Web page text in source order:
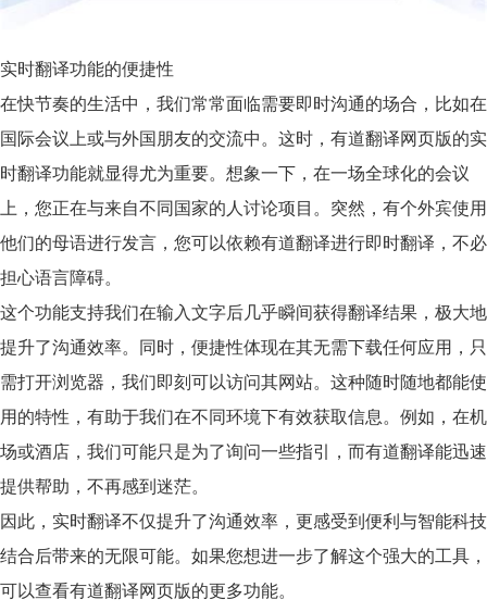
实时翻译功能的便捷性
在快节奏的生活中，我们常常面临需要即时沟通的场合，比如在
国际会议上或与外国朋友的交流中。这时，有道翻译网页版的实
时翻译功能就显得尤为重要。想象一下，在一场全球化的会议
上，您正在与来自不同国家的人讨论项目。突然，有个外宾使用
他们的母语进行发言，您可以依赖有道翻译进行即时翻译，不必
担心语言障碍。
这个功能支持我们在输入文字后几乎瞬间获得翻译结果，极大地
提升了沟通效率。同时， 便捷性体现在其无需下载任何应用，只
需打开浏览器，我们即刻可以访问其网站。这种随时随地都能使
用的特性，有助于我们在不同环境下有效获取信息。例如，在机
场或酒店，我们可能只是为了询问一些指引，而有道翻译能迅速
提供帮助，不再感到迷茫。
因此，实时翻译不仅提升了沟通效率，更感受到便利与智能科技
结合后带来的无限可能。如果您想进一步了解这个强大的工具，
可以查看有道翻译网页版的更多功能。